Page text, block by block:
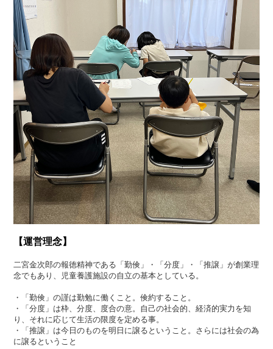
【運営理念】
二宮金次郎の報徳精神である「勤倹」・「分度」・「推譲」が創業理
念でもあり、児童養護施設の自立の基本としている。
・「勤倹」の謹は勤勉に働くこと。倹約すること。
・「分度」は枠、分度、度合の意。自己の社会的、経済的実力を知
り、それに応じて生活の限度を定める事。
・「推譲」は今日のものを明日に譲るということ。さらには社会の為
に譲るということ